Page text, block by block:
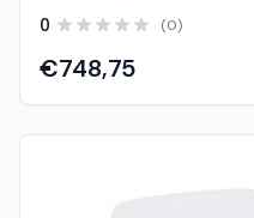
vozila. Ovaj model pruža
sigurnost i upravljanje putem aplikacije.
dinamičko upravljanje
dostupnu snagu između
punjenja vozila. Na taj
preko Type 2 priključka.
0 (0)
€748,75